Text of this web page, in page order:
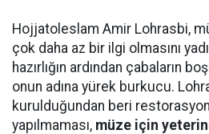
Hojjatoleslam Amir Lohrasbi,
çok daha az bir ilgi olmasını
hazırlığın ardından çabaların
onun adına yürek burkucu.
kurulduğundan beri restorasyon
yapılmaması, müze için